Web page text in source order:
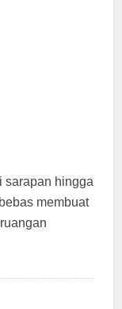
sarapan hingga
membuat